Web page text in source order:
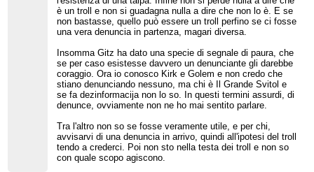
è un troll e non si guadagna nulla a dire che non lo è. E se
non bastasse, quello può essere un troll perfino se ci fosse
una vera denuncia in partenza, magari diversa.
Insomma Gitz ha dato una specie di segnale di paura, che
se per caso esistesse davvero un denunciante gli darebbe
coraggio. Ora io conosco Kirk e Golem e non credo che
stiano denunciando nessuno, ma chi è Il Grande Svitol e
se fa dezinformacija non lo so. In questi termini assurdi, di
denunce, ovviamente non ne ho mai sentito parlare.
Tra l'altro non so se fosse veramente utile, e per chi,
avvisarvi di una denuncia in arrivo, quindi all'ipotesi del troll
tendo a crederci. Poi non sto nella testa dei troll e non so
con quale scopo agiscono.